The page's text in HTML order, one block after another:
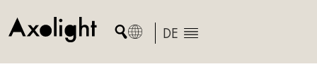
to
DE